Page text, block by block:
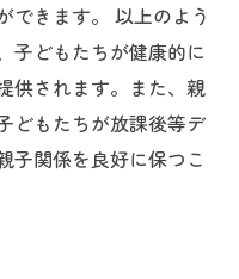
できます。 以上のよう
子どもたちが健康的に
供されます。また、親
どもたちが放課後等デ
子関係を良好に保つこ